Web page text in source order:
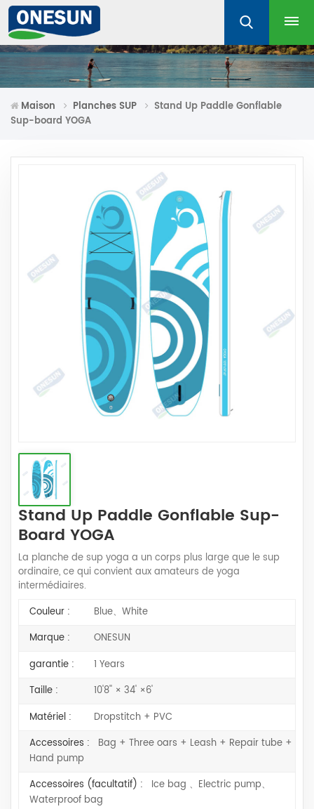
Maison Planches SUP
Stand Up Paddle Gonflable
Sup-board YOGA
Stand Up Paddle Gonflable Sup-
Board YOGA
La planche de sup yoga a un corps plus large que le sup
ordinaire, ce qui convient aux amateurs de yoga
intermédiaires.
Couleur :
Blue、White
Marque :
ONESUN
garantie :
1 Years
Taille :
10'8'' × 34' ×6'
Matériel :
Dropstitch + PVC
Accessoires :
Bag + Three oars + Leash + Repair tube +
Hand pump
Accessoires (facultatif) :
Ice bag 、Electric pump、
Waterproof bag